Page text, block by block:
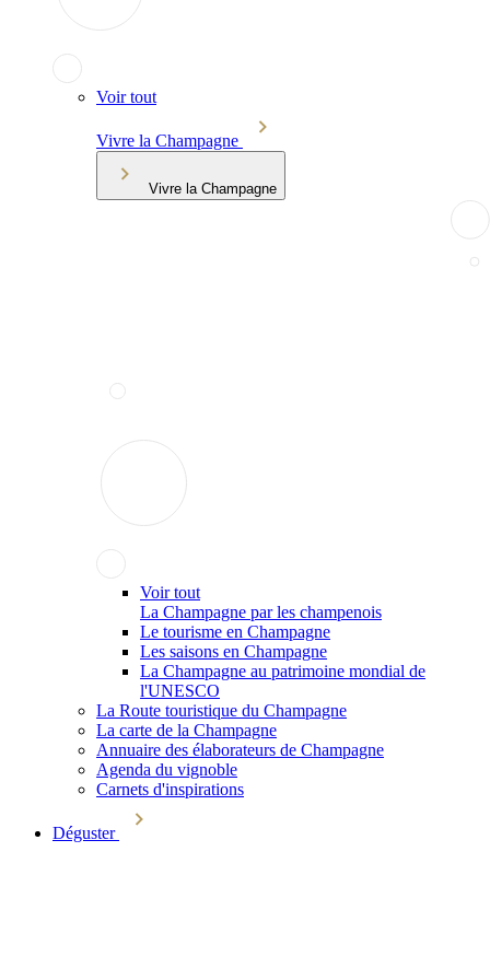
Voir tout
Vivre la Champagne
Vivre la Champagne
Voir tout
La Champagne par les champenois
Le tourisme en Champagne
Les saisons en Champagne
La Champagne au patrimoine mondial de
l'UNESCO
La Route touristique du Champagne
La carte de la Champagne
Annuaire des élaborateurs de Champagne
Agenda du vignoble
Carnets d'inspirations
Déguster